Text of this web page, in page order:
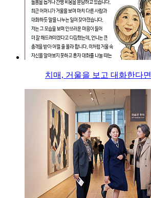
치매, 거울을 보고 대화한다면